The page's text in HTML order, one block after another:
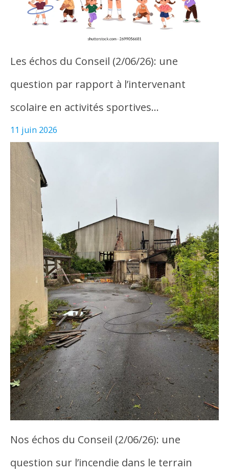
Les échos du Conseil (2/06/26): une
question par rapport à l’intervenant
scolaire en activités sportives…
11 juin 2026
Nos échos du Conseil (2/06/26): une
question sur l’incendie dans le terrain